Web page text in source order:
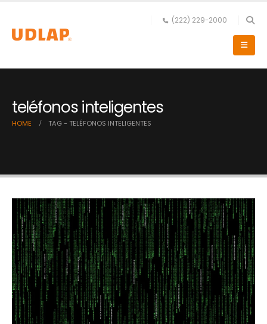
(222) 229-2000
teléfonos inteligentes
HOME TAG - TELÉFONOS INTELIGENTES